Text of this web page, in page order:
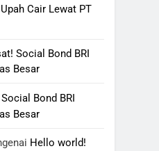
Cair Lewat PT
Social Bond BRI
Besar
Bond BRI
Besar
Hello world!